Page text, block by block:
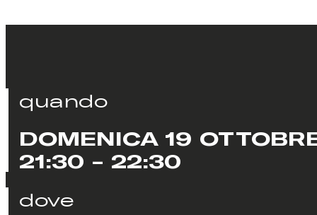
quando
DOMENICA 19
21:30 - 22:30
dove